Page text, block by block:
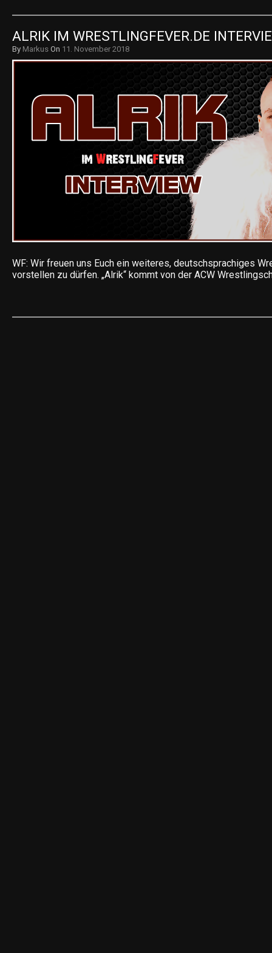
ALRIK IM WRESTLINGFEVER.DE
By Markus On 11. November 2018
WF: Wir freuen uns Euch ein weiteres, deutschsprachiges
vorstellen zu dürfen. „Alrik“ kommt von der ACW